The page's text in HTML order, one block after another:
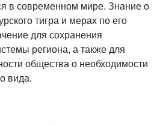
в современном мире. Знание о
тигра и мерах по его
для сохранения
региона, а также для
общества о необходимости
вида.